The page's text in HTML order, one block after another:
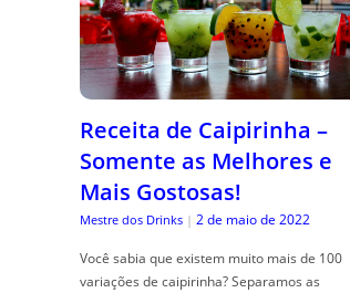
Receita de Caipirinha –
Somente as Melhores e
Mais Gostosas!
Mestre dos Drinks | 2 de maio de 2022
Você sabia que existem muito mais de 100
variações de caipirinha? Separamos as